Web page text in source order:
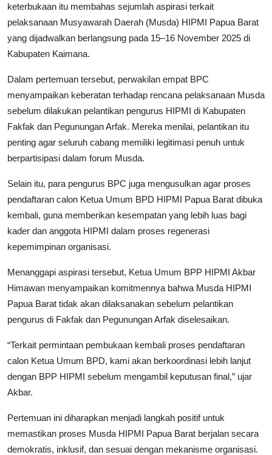
keterbukaan itu membahas sejumlah aspirasi terkait
pelaksanaan Musyawarah Daerah (Musda) HIPMI Papua Barat
yang dijadwalkan berlangsung pada 15–16 November 2025 di
Kabupaten Kaimana.
Dalam pertemuan tersebut, perwakilan empat BPC
menyampaikan keberatan terhadap rencana pelaksanaan Musda
sebelum dilakukan pelantikan pengurus HIPMI di Kabupaten
Fakfak dan Pegunungan Arfak. Mereka menilai, pelantikan itu
penting agar seluruh cabang memiliki legitimasi penuh untuk
berpartisipasi dalam forum Musda.
Selain itu, para pengurus BPC juga mengusulkan agar proses
pendaftaran calon Ketua Umum BPD HIPMI Papua Barat dibuka
kembali, guna memberikan kesempatan yang lebih luas bagi
kader dan anggota HIPMI dalam proses regenerasi
kepemimpinan organisasi.
Menanggapi aspirasi tersebut, Ketua Umum BPP HIPMI Akbar
Himawan menyampaikan komitmennya bahwa Musda HIPMI
Papua Barat tidak akan dilaksanakan sebelum pelantikan
pengurus di Fakfak dan Pegunungan Arfak diselesaikan.
“Terkait permintaan pembukaan kembali proses pendaftaran
calon Ketua Umum BPD, kami akan berkoordinasi lebih lanjut
dengan BPP HIPMI sebelum mengambil keputusan final,” ujar
Akbar.
Pertemuan ini diharapkan menjadi langkah positif untuk
memastikan proses Musda HIPMI Papua Barat berjalan secara
demokratis, inklusif, dan sesuai dengan mekanisme organisasi.